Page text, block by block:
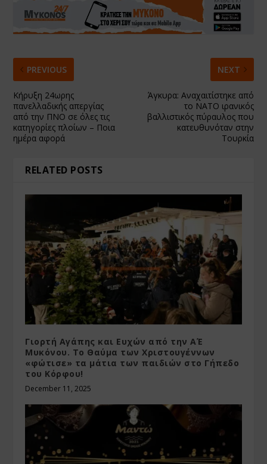
PREVIOUS
Κήρυξη 24ωρης
πανελλαδικής απεργίας
από την ΠΝΟ σε όλες τις
κατηγορίες πλοίων – Ποια
ημέρα αφορά
NEXT
Άγκυρα: Αναχαιτίστηκε από
το ΝΑΤΟ ιρανικός
βαλλιστικός πύραυλος που
κατευθυνόταν στην
Τουρκία
RELATED POSTS
Γιορτή Αγάπης και Ευχών από την ΑΈ
Μυκόνου. Το Θαύμα των Χριστουγέννων
«φώτισε» τα μάτια των παιδιών στο Γήπεδο
του Κόρφου!
December 11, 2025